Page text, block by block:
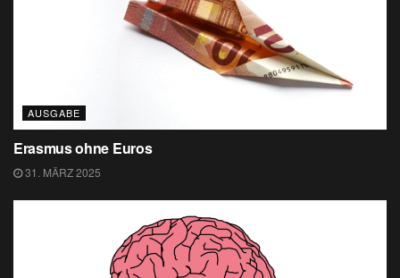
AUSGABE
Erasmus ohne Euros
31. MÄRZ 2025